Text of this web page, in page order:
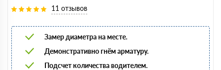
11 отзывов
Замер диаметра на месте.
Демонстративно гнём арматуру.
Подсчет количества водителем.